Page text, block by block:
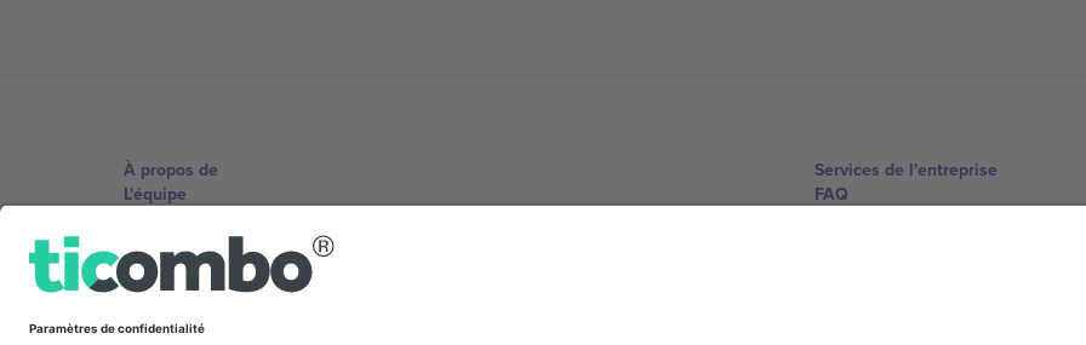
À propos de
L'équipe
Conditions générales
Programme d'affiliation
Services de l'entreprise
FAQ